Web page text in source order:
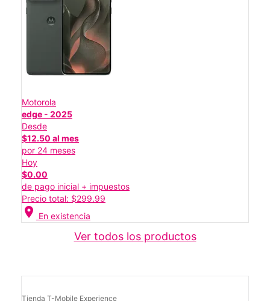
Motorola
edge - 2025
Desde
$12.50 al mes
por 24 meses
Hoy
$0.00
de pago inicial + impuestos
Precio total: $299.99
location_on En existencia
Ver todos los productos
Tienda T-Mobile Experience